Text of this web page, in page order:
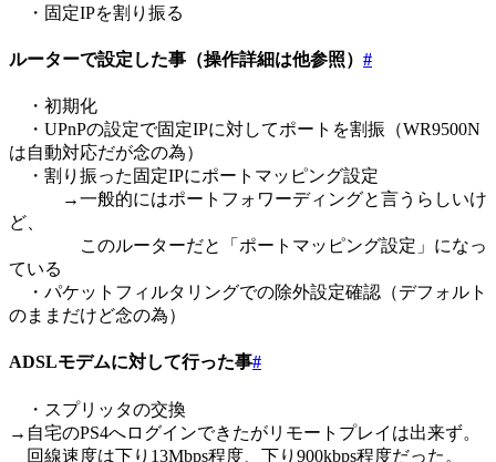
・固定IPを割り振る
ルーターで設定した事（操作詳細は他参照） #
・初期化
・UPnPの設定で固定IPに対してポートを割振（WR9500N
は自動対応だが念の為）
・割り振った固定IPにポートマッピング設定
→一般的にはポートフォワーディングと言うらしいけ
ど、
このルーターだと「ポートマッピング設定」になっ
ている
・パケットフィルタリングでの除外設定確認（デフォルト
のままだけど念の為）
ADSLモデムに対して行った事#
・スプリッタの交換
→自宅のPS4へログインできたがリモートプレイは出来ず。
回線速度は下り13Mbps程度、下り900kbps程度だった。